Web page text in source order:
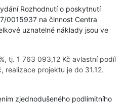
Rozhodnutí o poskytnutí
0015937 na činnost Centra
uznatelné náklady jsou ve
tj. 1 763 093,12 Kč avlastní podíl
realizace projektu je do 31.12.
zjednodušeného podlimitního